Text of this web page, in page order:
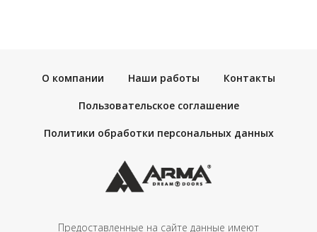
О компании Наши работы Контакты
Пользовательское соглашение
Политики обработки персональных данных
Предоставленные на сайте данные имеют